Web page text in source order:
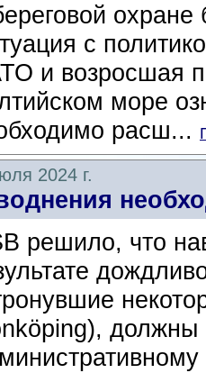
с
и возросшая
море
расш...
2024 г.
решило, что
должны